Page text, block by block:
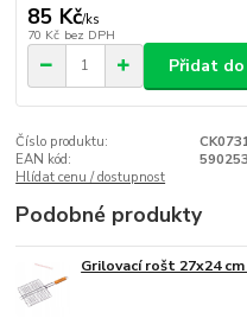
85 Kč/ks
70 Kč bez DPH
Přidat
Číslo produktu:
EAN kód:
Hlídat cenu / dostupnost
Podobné produkty
Grilovací rošt 27x24